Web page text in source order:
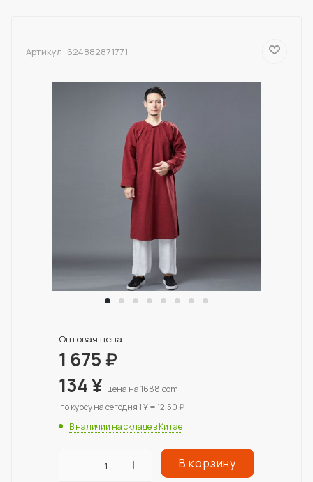
Артикул: 624882871771
Оптовая цена
1 675₽
134¥ цена на 1688.com
по курсу на сегодня 1 ¥ = 12.50 ₽
В наличии на складе в Китае
В корзину